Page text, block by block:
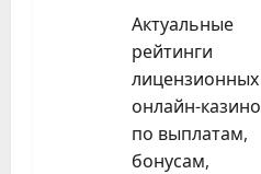
Актуальные
рейтинги
лицензионных
онлайн-казино
по выплатам,
бонусам,